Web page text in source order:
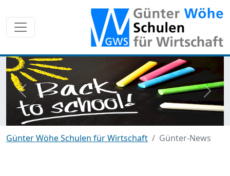
zurück
Günter Wöhe Schulen für Wirtschaft Günter-News